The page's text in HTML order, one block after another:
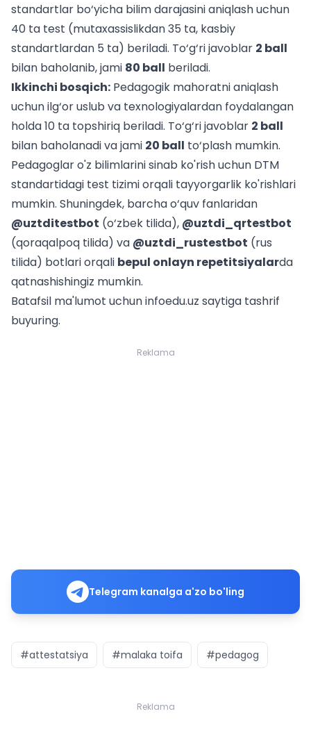
standartlar bo‘yicha bilim darajasini aniqlash uchun
40 ta test (mutaxassislikdan 35 ta, kasbiy
standartlardan 5 ta) beriladi. To‘g‘ri javoblar 2 ball
bilan baholanib, jami 80 ball beriladi.
Ikkinchi bosqich: Pedagogik mahoratni aniqlash
uchun ilg‘or uslub va texnologiyalardan foydalangan
holda 10 ta topshiriq beriladi. To‘g‘ri javoblar 2 ball
bilan baholanadi va jami 20 ball to‘plash mumkin.
Pedagoglar o'z bilimlarini sinab ko'rish uchun DTM
standartidagi test tizimiorqali tayyorgarlik ko'rishlari
mumkin. Shuningdek, barcha o‘quv fanlaridan
@uztditestbot (o‘zbek tilida), @uztdi_qrtestbot
(qoraqalpoq tilida) va @uztdi_rustestbot (rus
tilida) botlari orqali bepul onlayn repetitsiyalarda
qatnashishingiz mumkin.
Batafsil ma'lumot uchun infoedu.uz saytiga tashrif
buyuring.
Reklama
Telegram kanalga a'zo bo'ling
#attestatsiya #malaka toifa #pedagog
Reklama